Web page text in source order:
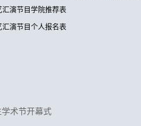
演节目学院推荐表
演节目个人报名表
学术节开幕式